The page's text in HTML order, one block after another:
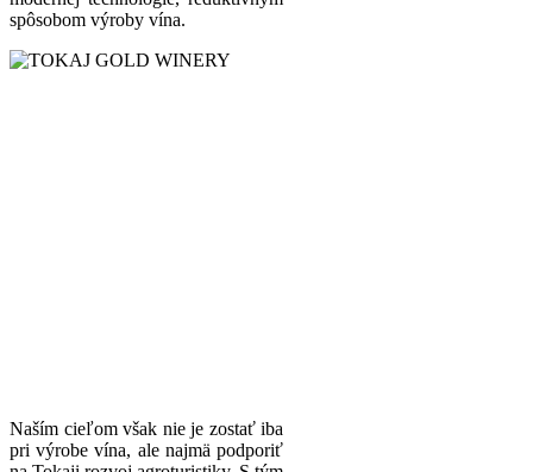
spôsobom výroby vína.
Naším cieľom však nie je zostať iba
pri výrobe vína, ale najmä podporiť